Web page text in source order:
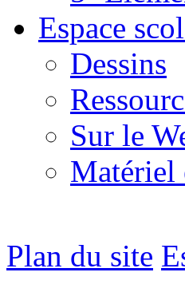
Espace
Dessins
Sur le
Matériel
Plan du site